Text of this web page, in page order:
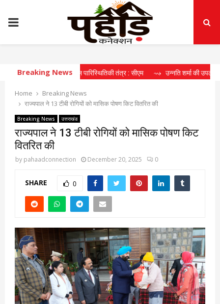
PRIMARY
MENU
Breaking News
दीर्घकालिक खेल पारिस्थितिकी तंत्र : सीएम ⇝ उन्नति शर्मा की उपलब्धि खिलाड़ियों
Home
Breaking News
राज्यपाल ने 13 टीबी रोगियों को मासिक पोषण किट वितरित की
Breaking News उत्तराखंड
राज्यपाल ने 13 टीबी रोगियों को मासिक पोषण किट
वितरित की
by pahaadconnection December 20, 2025 0
SHARE 0